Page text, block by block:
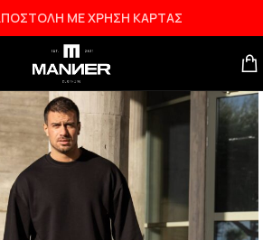
ΜΕ ΧΡΗΣΗ ΚΑΡΤΑΣ